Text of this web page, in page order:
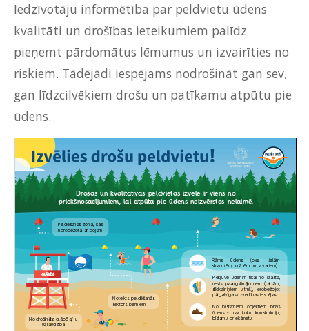
Iedzīvotāju informētība par peldvietu ūdens
kvalitāti un drošības ieteikumiem palīdz
pieņemt pārdomātus lēmumus un izvairīties no
riskiem. Tādējādi iespējams nodrošināt gan sev,
gan līdzcilvēkiem drošu un patīkamu atpūtu pie
ūdens.